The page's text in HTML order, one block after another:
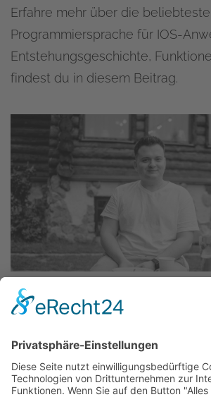
Erfahre mehr über die beliebteste
Programmiersprache für IOS-
Entstehungsgeschichte,
findest du in diesem Beitrag.
07.12.2023
Wie man effektiv von zu
In vielen IT-Unternehmen ist die
Hause aus üblich. Wir haben